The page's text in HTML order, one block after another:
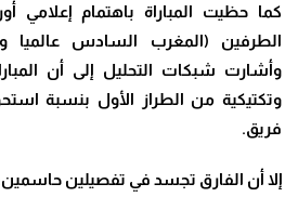
كما حظيت المباراة باهتمام إعلامي
الطرفين (المغرب السادس عالميا
وأشارت شبكات التحليل إلى أن
فريق.
إلا أن الفارق تجسد في تفصيلين